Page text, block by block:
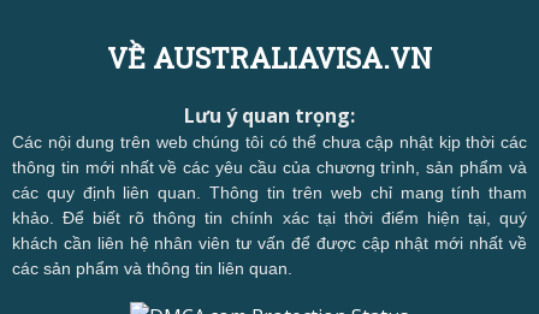
VỀ AUSTRALIAVISA.VN
Lưu ý quan trọng:
Các nội dung trên web chúng tôi có thể chưa cập nhật kịp thời các
thông tin mới nhất về các yêu cầu của chương trình, sản phẩm và
các quy định liên quan. Thông tin trên web chỉ mang tính tham
khảo. Để biết rõ thông tin chính xác tại thời điểm hiện tại, quý
khách cần liên hệ nhân viên tư vấn để được cập nhật mới nhất về
các sản phẩm và thông tin liên quan.